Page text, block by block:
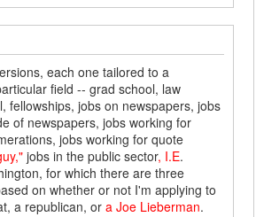
each one tailored to a
field -- grad school, law
fellowships, jobs on newspapers, jobs
of newspapers, jobs working for
jobs working for quote
jobs in the public sector, I.E.
for which there are three
on whether or not I'm applying to
a republican, ora Joe Lieberman.